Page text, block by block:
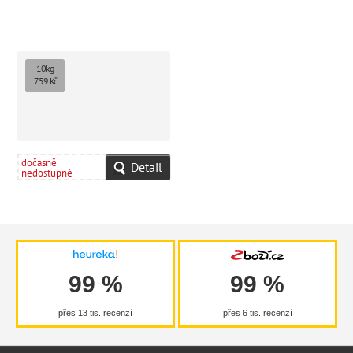
10kg
759 Kč
dočasně
nedostupné Detail
99 %
přes 13 tis. recenzí
99 %
přes 6 tis. recenzí